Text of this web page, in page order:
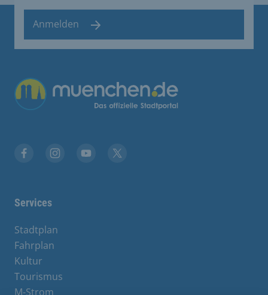
Anmelden
Übergreifende Links
Services
Stadtplan
Fahrplan
Kultur
Tourismus
M-Strom